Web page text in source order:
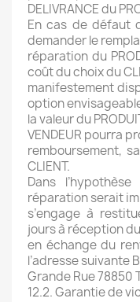
DELIVRANCE du
En cas de défaut
demander le
réparation du
coût du choix du
manifestement
option
la valeur du
VENDEUR pourra
remboursement,
CLIENT.
Dans
réparation serait
s’engage à
jours à réception
en échange du
l’adresse suivante
Grande Rue 78850
12.2. Garantie de